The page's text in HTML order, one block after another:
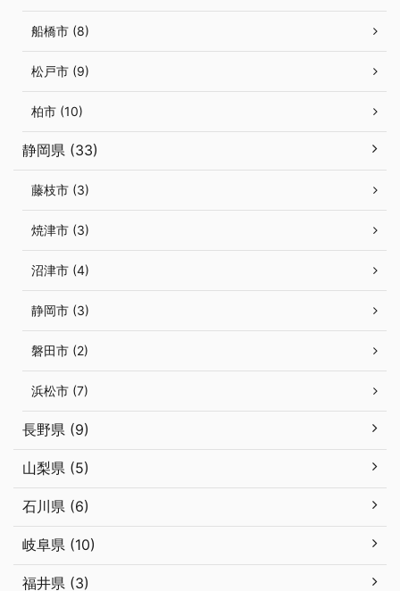
船橋市 (8)
松戸市 (9)
柏市 (10)
静岡県 (33)
藤枝市 (3)
焼津市 (3)
沼津市 (4)
静岡市 (3)
磐田市 (2)
浜松市 (7)
長野県 (9)
山梨県 (5)
石川県 (6)
岐阜県 (10)
福井県 (3)